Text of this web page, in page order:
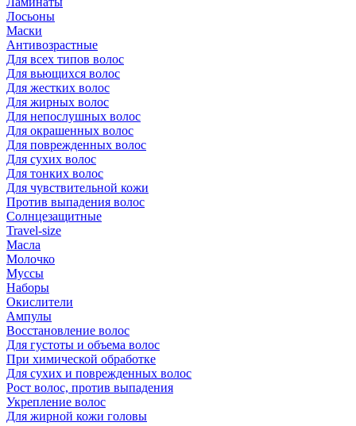
Лосьоны
Маски
Антивозрастные
Для всех типов волос
Для вьющихся волос
Для жестких волос
Для жирных волос
Для непослушных волос
Для окрашенных волос
Для поврежденных волос
Для сухих волос
Для тонких волос
Для чувствительной кожи
Против выпадения волос
Солнцезащитные
Travel-size
Масла
Молочко
Муссы
Наборы
Окислители
Ампулы
Восстановление волос
Для густоты и объема волос
При химической обработке
Для сухих и поврежденных волос
Рост волос, против выпадения
Укрепление волос
Для жирной кожи головы